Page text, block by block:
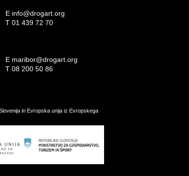
E info@drogart.org
T 01 439 72 70
E maribor@drogart.org
T 08 200 50 86
in Evropska unija iz Evropskega